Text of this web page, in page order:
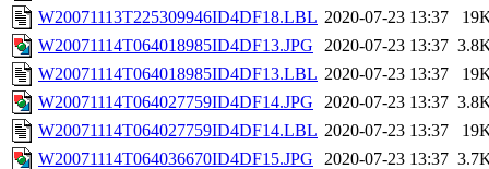
W20071113T225309946ID4DF18.LBL 2020-07-23 13:37
W20071114T064018985ID4DF13.JPG
2020-07-23 13:37
W20071114T064018985ID4DF13.LBL 2020-07-23 13:37
W20071114T064027759ID4DF14.JPG
2020-07-23 13:37
W20071114T064027759ID4DF14.LBL 2020-07-23 13:37
W20071114T064036670ID4DF15.JPG
2020-07-23 13:37